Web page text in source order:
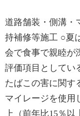
道路舗装・側溝・
持補修等施工 ○夏
会で食事で親睦が
評価項目としてい
たばこの害に関す
マイレージを使用
上（前年比15％以